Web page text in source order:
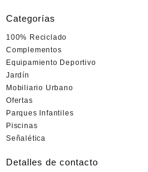
Categorías
100% Reciclado
Complementos
Equipamiento Deportivo
Jardín
Mobiliario Urbano
Ofertas
Parques Infantiles
Piscinas
Señalética
Detalles de contacto